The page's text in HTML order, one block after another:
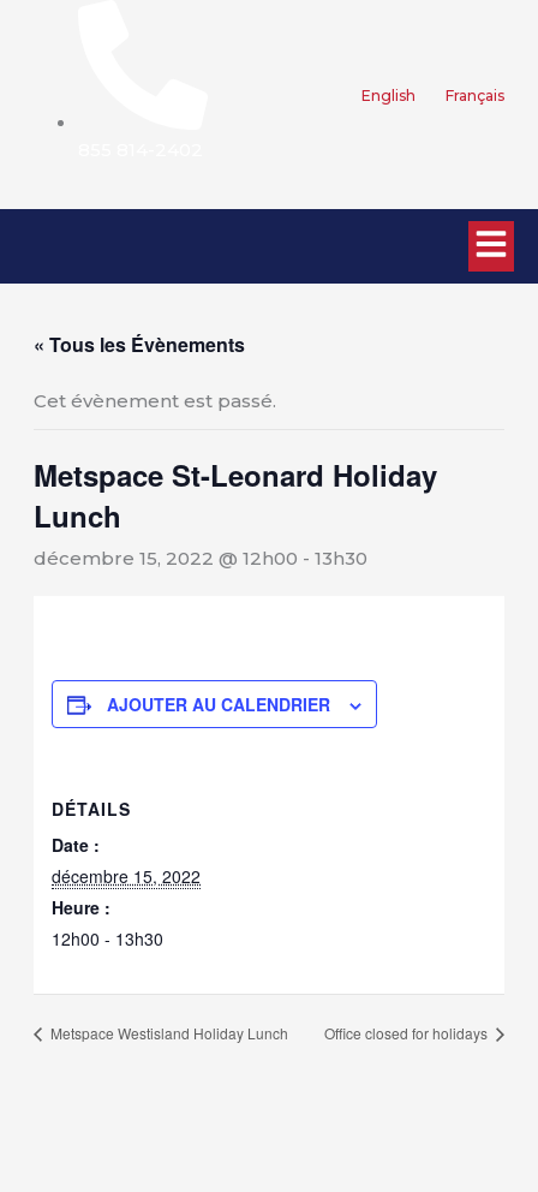
English Français
« Tous les Évènements
Cet évènement est passé.
Metspace St-Leonard Holiday
Lunch
décembre 15, 2022 @ 12h00 -13h30
AJOUTER AU CALENDRIER
DÉTAILS
Date :
décembre 15, 2022
Heure :
12h00 - 13h30
Metspace Westisland Holiday Lunch Office closed for holidays